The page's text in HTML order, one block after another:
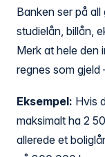
Banken ser på
studielån, billån,
Merk at hele den
regnes som gjeld
Eksempel: Hvis
maksimalt ha 2
allerede et